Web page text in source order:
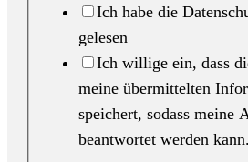
Ich habe die
gelesen
Ich willige ein, dass
meine übermittelten
speichert, sodass meine
beantwortet werden kann.